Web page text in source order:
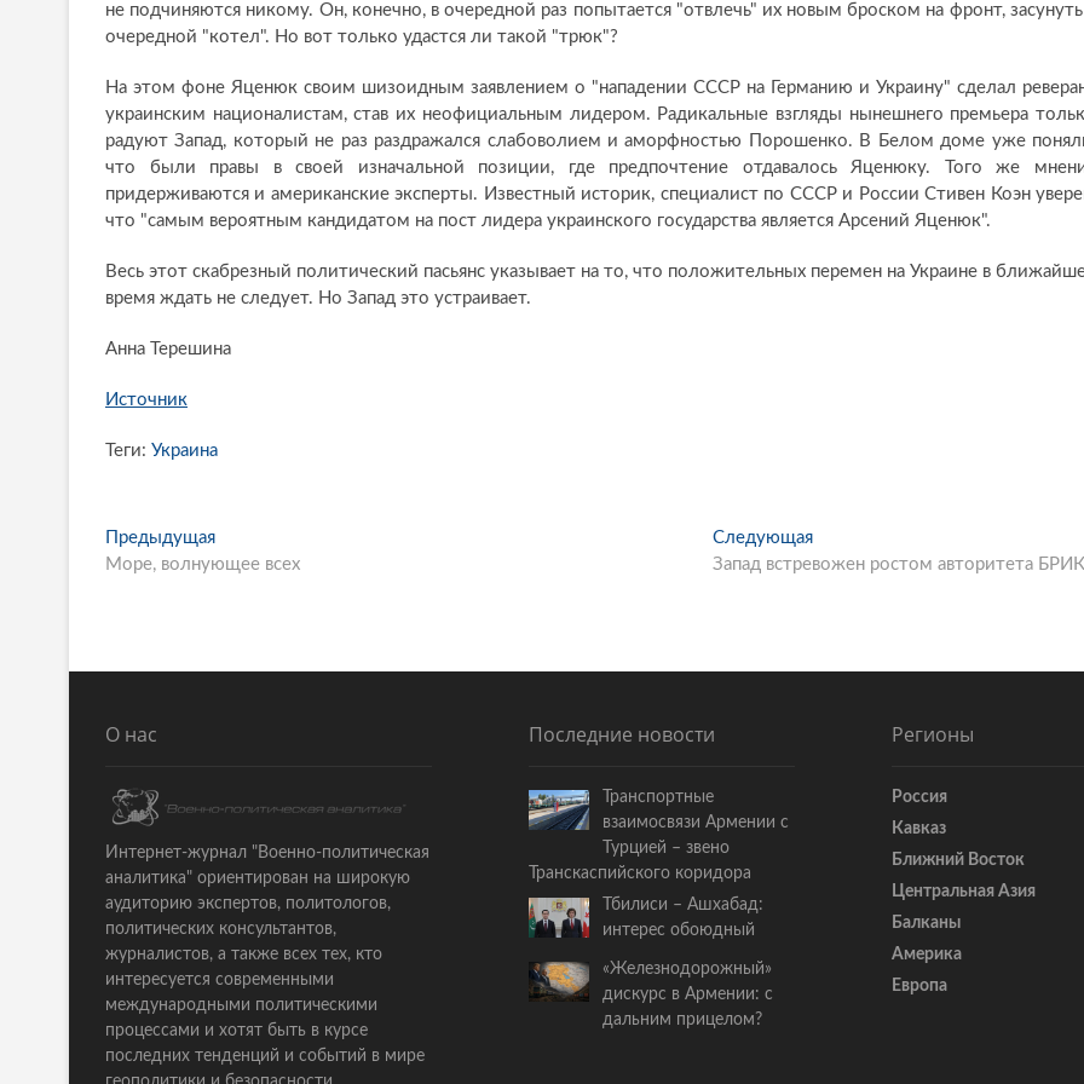
не подчиняются никому. Он, конечно, в очередной раз попытается "отвлечь" их новым броском на фронт, засунуть
очередной "котел". Но вот только удастся ли такой "трюк"?
На этом фоне Яценюк своим шизоидным заявлением о "нападении СССР на Германию и Украину" сделал
украинским националистам, став их неофициальным лидером. Радикальные взгляды нынешнего премьера
радуют Запад, который не раз раздражался слабоволием и аморфностью Порошенко. В Белом доме уже
что были правы в своей изначальной позиции, где предпочтение отдавалось Яценюку. Того же
придерживаются и американские эксперты. Известный историк, специалист по СССР и России Стивен Коэн
что "самым вероятным кандидатом на пост лидера украинского государства является Арсений Яценюк".
Весь этот скабрезный политический пасьянс указывает на то, что положительных перемен на Украине в
время ждать не следует. Но Запад это устраивает.
Анна Терешина
Источник
Теги: Украина
P
o
t
a
i
g
a
t
i
o
n
Предыдущая
р
д
с
а
т
ь
я
:
Море, волнующее всех
Следующая
л
ю
Запад встревожен ростом авторитета
О нас
Интернет-журнал "Военно-политическая
аналитика" ориентирован на широкую
аудиторию экспертов, политологов,
политических консультантов,
журналистов, а также всех тех, кто
интересуется современными
международными политическими
процессами и хотят быть в курсе
последних тенденций и событий в мире
Последние новости
Транспортные
взаимосвязи Армении с
Турцией – звено
Транскаспийского коридора
Тбилиси – Ашхабад:
интерес обоюдный
«Железнодорожный»
дискурс в Армении: с
дальним прицелом?
Регионы
Россия
Кавказ
Ближний Восток
Центральная Азия
Балканы
Америка
Европа